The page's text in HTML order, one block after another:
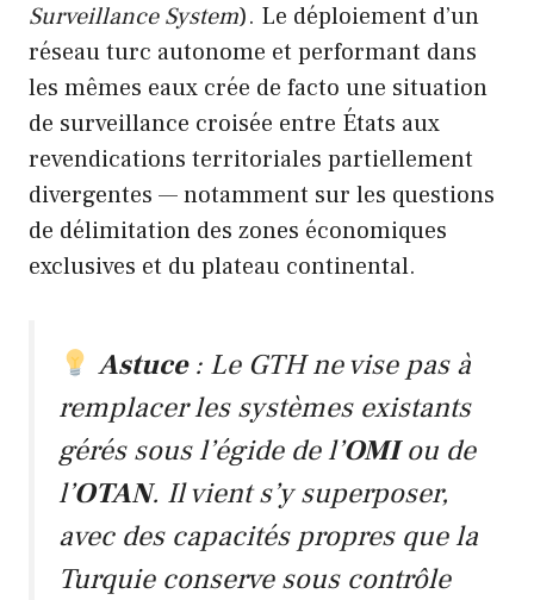
Surveillance System). Le déploiement d’un
réseau turc autonome et performant dans
les mêmes eaux crée de facto une situation
de surveillance croisée entre États aux
revendications territoriales partiellement
divergentes — notamment sur les questions
de délimitation des zones économiques
exclusives et du plateau continental.
Astuce: Le GTH ne vise pas à
remplacer les systèmes existants
gérés sous l’égide de l’OMIou de
l’OTAN. Il vient s’y superposer,
avec des capacités propres que la
Turquie conserve sous contrôle